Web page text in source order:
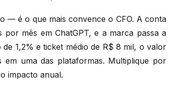
— é o que mais convence o CFO. A conta
mês em ChatGPT, e a marca passa a
1,2% e ticket médio de R$ 8 mil, o valor
uma das plataformas. Multiplique por
impacto anual.